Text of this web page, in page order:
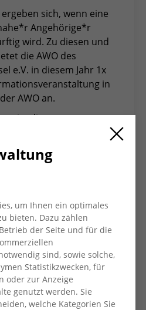
sich, wenn eine
Angehörige*r
wird. Zu diesen und
die AWO des
e.V. in diesem Jahr 1x
in
AWO an.
ist die
ein sehr komplexes und
welches zur
gedacht ist.
10 Uhr in der
47441 Moers.
gebeten: Tel: 02841-
an
kv-wesel.de.
Vorschau auf die
vorbehalten)
um Ihnen ein optimales
bieten. Dazu zählen
der Seite und für die
sind, sowie solche,
Statistikzwecken, für
oder zur Anzeige
genutzt werden. Sie
welche Kategorien Sie